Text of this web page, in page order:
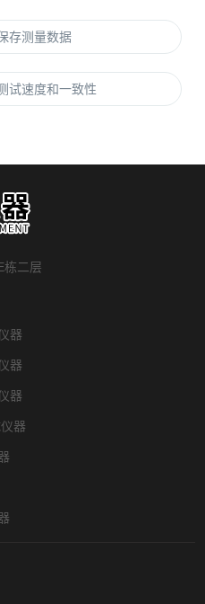
存测量数据
试速度和一致性
栋二层
器
器
器
器